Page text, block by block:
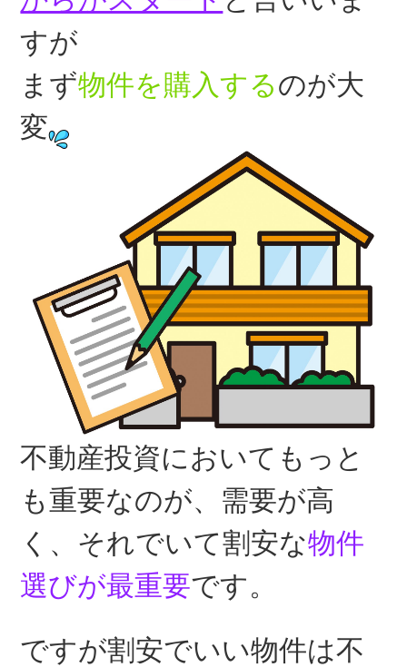
すが
まず物件を購入するのが大
変
不動産投資においてもっと
も重要なのが、需要が高
く、それでいて割安な物件
選びが最重要です。
ですが割安でいい物件は不